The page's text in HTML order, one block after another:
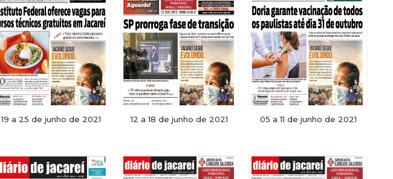
19 a 25 de junho de 2021 12 a 18 de junho de 2021 05 a 11 de junho de 2021